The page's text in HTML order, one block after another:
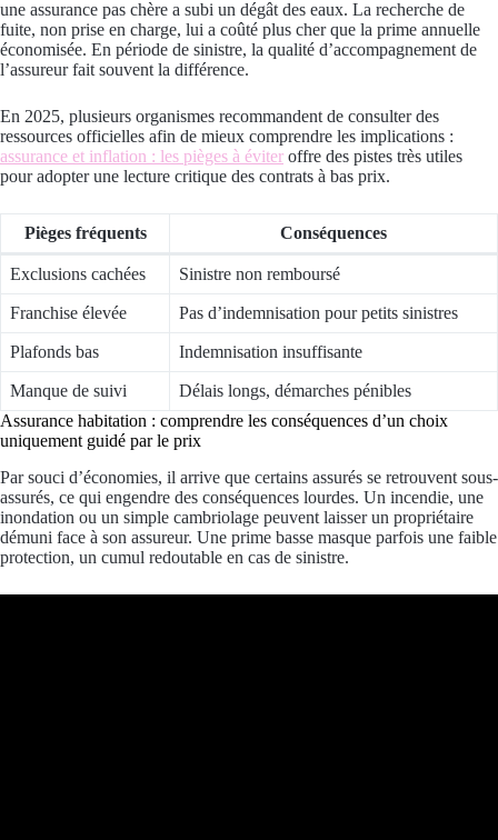
une assurance pas chère a subi un dégât des eaux. La recherche de
fuite, non prise en charge, lui a coûté plus cher que la prime annuelle
économisée. En période de sinistre, la qualité d’accompagnement de
l’assureur fait souvent la différence.
En 2025, plusieurs organismes recommandent de consulter des
ressources officielles afin de mieux comprendre les implications :
assurance et inflation : les pièges à éviter offre des pistes très utiles
pour adopter une lecture critique des contrats à bas prix.
Pièges fréquents Conséquences
Exclusions cachées Sinistre non remboursé
Franchise élevée Pas d’indemnisation pour petits sinistres
Plafonds bas Indemnisation insuffisante
Manque de suivi
Délais longs, démarches pénibles
Assurance habitation : comprendre les conséquences d’un choix
uniquement guidé par le prix
Par souci d’économies, il arrive que certains assurés se retrouvent sous-
assurés, ce qui engendre des conséquences lourdes. Un incendie, une
inondation ou un simple cambriolage peuvent laisser un propriétaire
démuni face à son assureur. Une prime basse masque parfois une faible
protection, un cumul redoutable en cas de sinistre.